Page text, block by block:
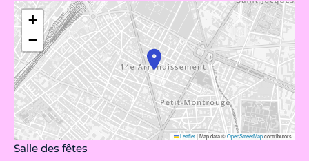
+
−
Leaflet|Map data ©OpenStreetMapcontributors
Salle des fêtes